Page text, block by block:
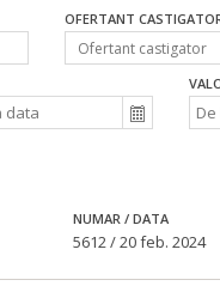
OFERTANT
NUMAR / DATA
5612 / 20 feb. 2024